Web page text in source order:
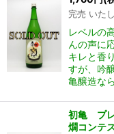
完売 いた
レベルの
んの声に
キレと香
すが、吟
亀醸造な
初亀 プ
燗コンテ